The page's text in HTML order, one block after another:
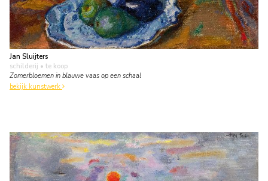
Jan Sluijters
schilderij • te koop
Zomerbloemen in blauwe vaas op een schaal
bekijk kunstwerk